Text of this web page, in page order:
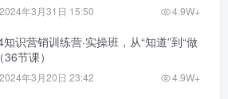
2024年3月31日 15:50 4.9W+
识营销训练营·实操班，从“知道”到“做
36节课）
2024年3月20日 23:42 4.9W+